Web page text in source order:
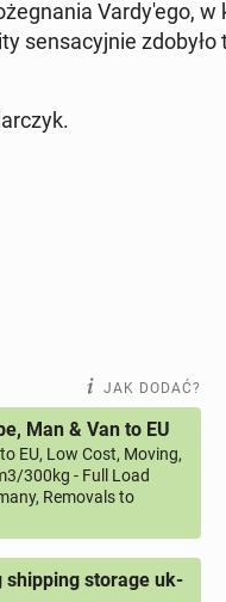
Var­dy­'e­go, w
sen­sa­cyj­nie zdobyło
JAK DODAĆ?
Man & Van to EU
EU, Low Cost, Moving,
300kg - Full Load
Removals to
storage uk-